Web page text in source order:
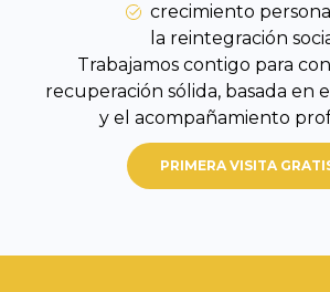
crecimiento
la reintegración
Trabajamos contigo para
recuperación sólida, basada en
y el acompañamiento
PRIMERA VISITA